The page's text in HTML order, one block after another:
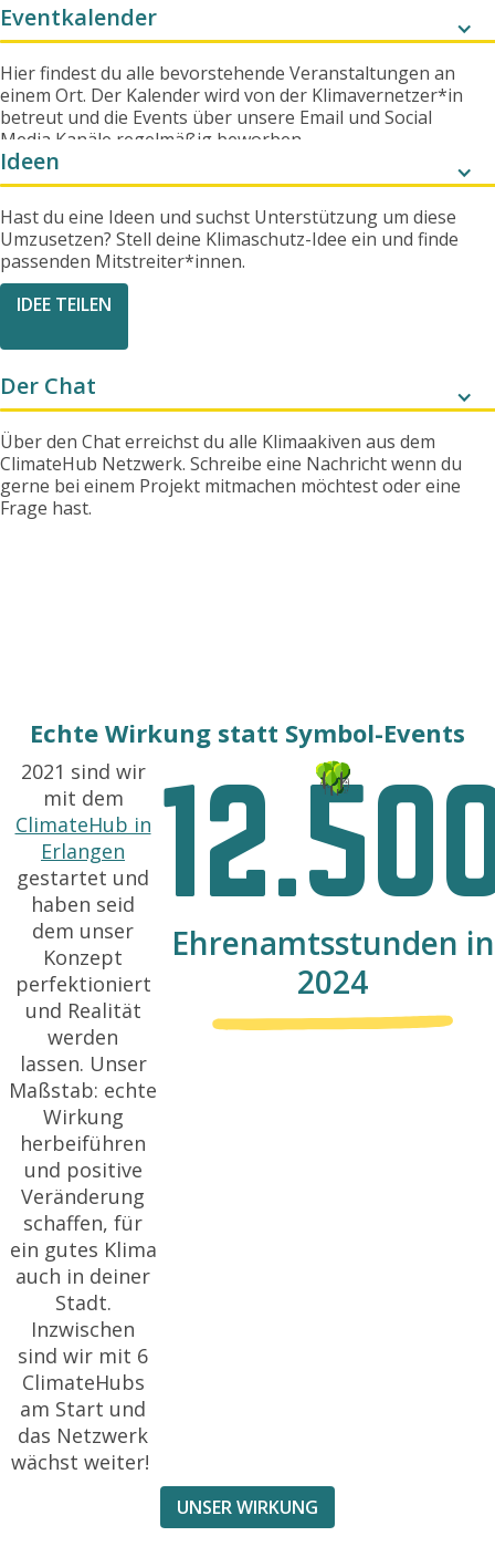
Eventkalender
Hier findest du alle bevorstehende Veranstaltungen an
einem Ort. Der Kalender wird von der Klimavernetzer*in
betreut und die Events über unsere Email und Social
Media Kanäle regelmäßig beworben.
Ideen
Hast du eine Ideen und suchst Unterstützung um diese
Umzusetzen? Stell deine Klimaschutz-Idee ein und finde
passenden Mitstreiter*innen.
IDEE TEILEN
Der Chat
Über den Chat erreichst du alle Klimaakiven aus dem
ClimateHub Netzwerk. Schreibe eine Nachricht wenn du
gerne bei einem Projekt mitmachen möchtest oder eine
Frage hast.
Echte Wirkung statt Symbol-Events
2021 sind wir
mit dem
ClimateHub in
Erlangen
gestartet und
haben seid
dem unser
Konzept
perfektioniert
und Realität
werden
lassen. Unser
Maßstab: echte
Wirkung
herbeiführen
und positive
Veränderung
schaffen, für
ein gutes Klima
auch in deiner
Stadt.
Inzwischen
sind wir mit 6
ClimateHubs
am Start und
das Netzwerk
wächst weiter!
Ehrenamtsstunden in
2024
UNSER WIRKUNG